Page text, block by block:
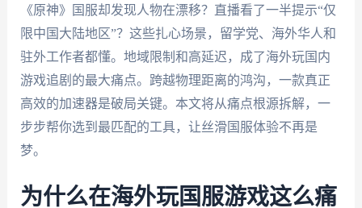
《原神》国服却发现人物在漂移？直播看了一半提示“仅
限中国大陆地区”？这些扎心场景，留学党、海外华人和
驻外工作者都懂。地域限制和高延迟，成了海外玩国内
游戏追剧的最大痛点。跨越物理距离的鸿沟，一款真正
高效的加速器是破局关键。本文将从痛点根源拆解，一
步步帮你选到最匹配的工具，让丝滑国服体验不再是
梦。
为什么在海外玩国服游戏这么痛